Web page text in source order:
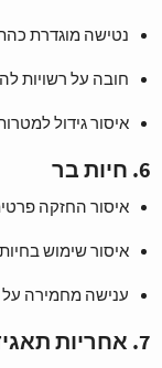
נטישה מוגדרת
חובה על רשויות
איסור גידול
6. חיות בר
איסור החזקה
איסור שימוש
ענישה מחמירה על
7. אחריות תאגידית